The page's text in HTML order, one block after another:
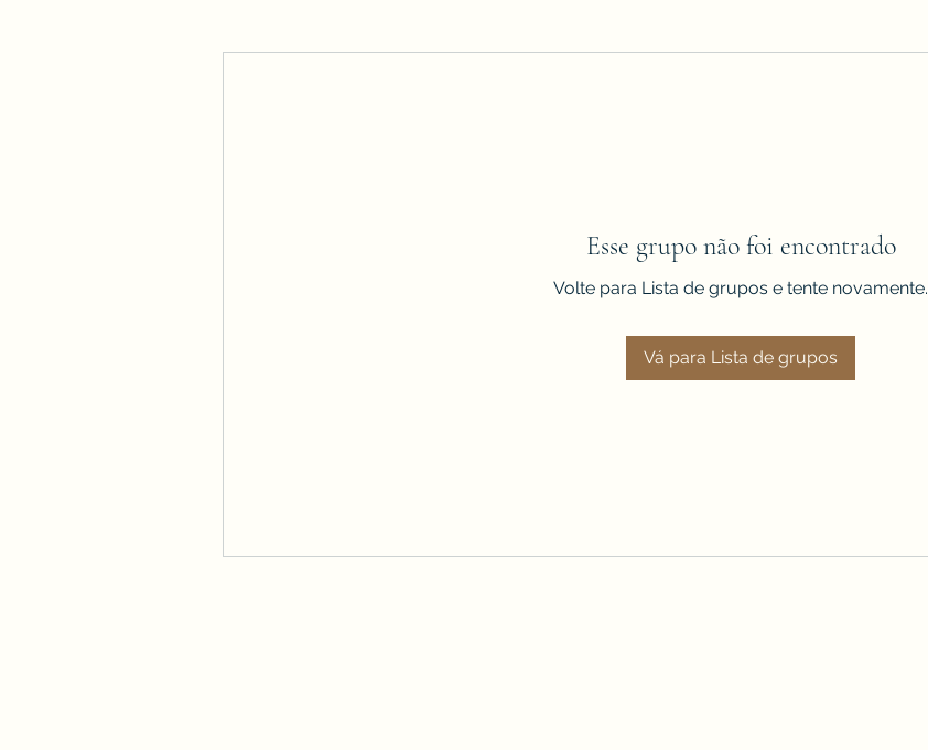
Esse grupo não foi encontrado
Volte para Lista de grupos e tente novamente.
Vá para Lista de grupos